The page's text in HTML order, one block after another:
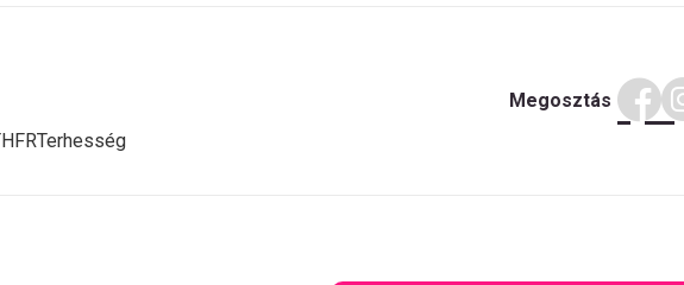
Terhesség
Megosztás